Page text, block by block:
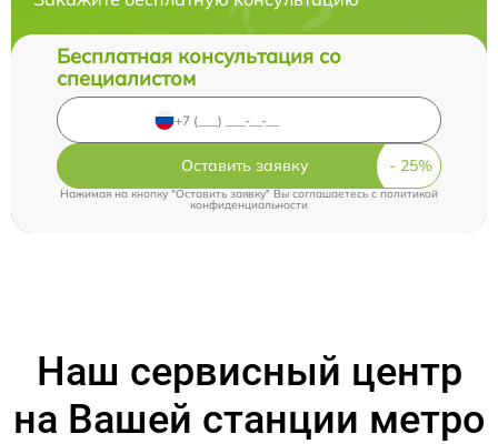
Бесплатная консультация со
специалистом
Оставить заявку
Нажимая на кнопку "Оставить заявку" Вы соглашаетесь cполитикой
конфиденциальности
Наш сервисный центр
на Вашей станции метро